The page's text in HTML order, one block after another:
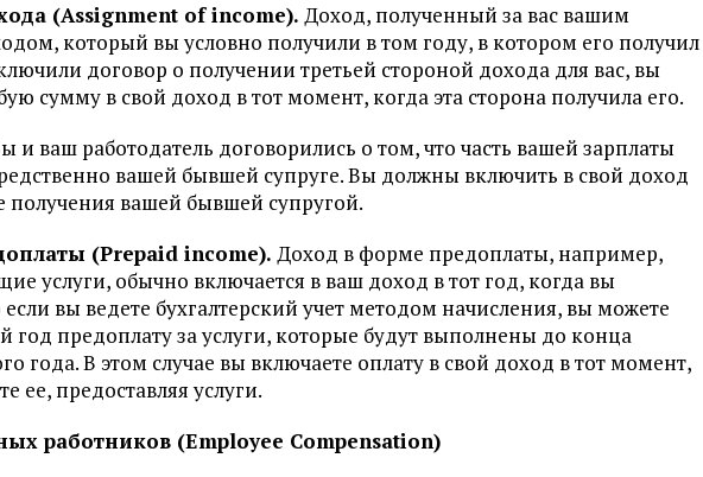
(Assignment of income). Доход, полученный за вас вашим
который вы условно получили в том году, в котором его получил
договор о получении третьей стороной дохода для вас, вы
сумму в свой доход в тот момент, когда эта сторона получила его.
и ваш работодатель договорились о том, что часть вашей зарплаты
вашей бывшей супруге. Вы должны включить в свой доход
получения вашей бывшей супругой.
(Prepaid income). Доход в форме предоплаты, например,
услуги, обычно включается в ваш доход в тот год, когда вы
вы ведете бухгалтерский учет методом начисления, вы можете
год предоплату за услуги, которые будут выполнены до конца
года. В этом случае вы включаете оплату в свой доход в тот момент,
ее, предоставляя услуги.
работников (Employee Compensation)